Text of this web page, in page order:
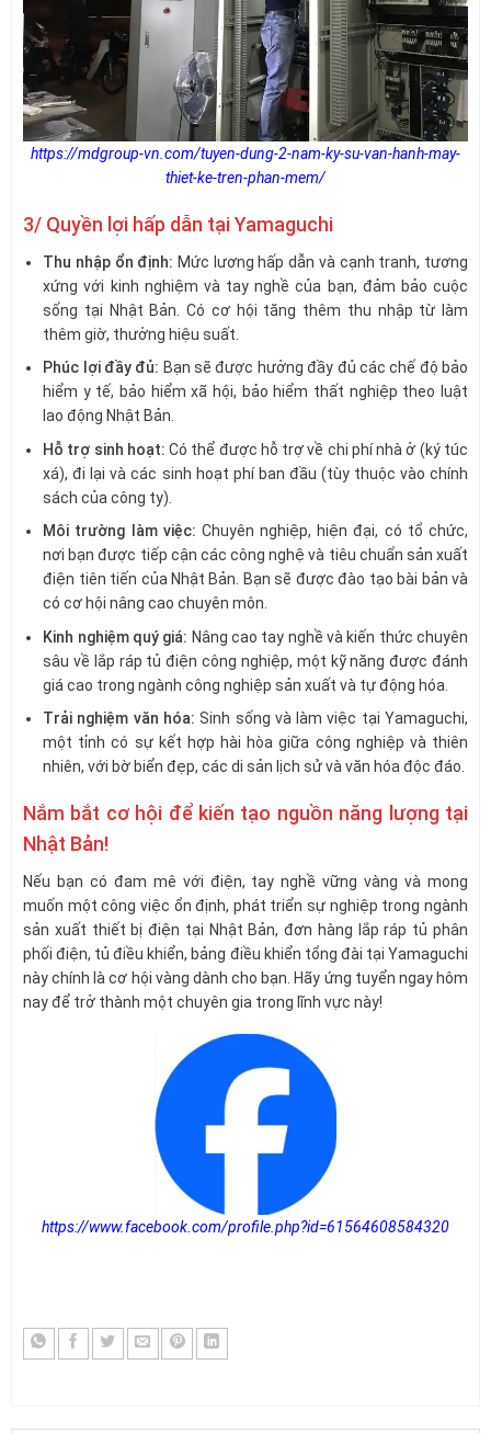
https://mdgroup-vn.com/tuyen-dung-2-nam-ky-su-van-hanh-may-
thiet-ke-tren-phan-mem/
3/ Quyền lợi hấp dẫn tại Yamaguchi
Thu nhập ổn định: Mức lương hấp dẫn và cạnh tranh, tương
xứng với kinh nghiệm và tay nghề của bạn, đảm bảo cuộc
sống tại Nhật Bản. Có cơ hội tăng thêm thu nhập từ làm
thêm giờ, thưởng hiệu suất.
Phúc lợi đầy đủ: Bạn sẽ được hưởng đầy đủ các chế độ bảo
hiểm y tế, bảo hiểm xã hội, bảo hiểm thất nghiệp theo luật
lao động Nhật Bản.
Hỗ trợ sinh hoạt: Có thể được hỗ trợ về chi phí nhà ở (ký túc
xá), đi lại và các sinh hoạt phí ban đầu (tùy thuộc vào chính
sách của công ty).
Môi trường làm việc: Chuyên nghiệp, hiện đại, có tổ chức,
nơi bạn được tiếp cận các công nghệ và tiêu chuẩn sản xuất
điện tiên tiến của Nhật Bản. Bạn sẽ được đào tạo bài bản và
có cơ hội nâng cao chuyên môn.
Kinh nghiệm quý giá: Nâng cao tay nghề và kiến thức chuyên
sâu về lắp ráp tủ điện công nghiệp, một kỹ năng được đánh
giá cao trong ngành công nghiệp sản xuất và tự động hóa.
Trải nghiệm văn hóa: Sinh sống và làm việc tại Yamaguchi,
một tỉnh có sự kết hợp hài hòa giữa công nghiệp và thiên
nhiên, với bờ biển đẹp, các di sản lịch sử và văn hóa độc đáo.
Nắm bắt cơ hội để kiến tạo nguồn năng lượng tại
Nhật Bản!
Nếu bạn có đam mê với điện, tay nghề vững vàng và mong
muốn một công việc ổn định, phát triển sự nghiệp trong ngành
sản xuất thiết bị điện tại Nhật Bản, đơn hàng lắp ráp tủ phân
phối điện, tủ điều khiển, bảng điều khiển tổng đài tại Yamaguchi
này chính là cơ hội vàng dành cho bạn. Hãy ứng tuyển ngay hôm
nay để trở thành một chuyên gia trong lĩnh vực này!
https://www.facebook.com/profile.php?id=61564608584320